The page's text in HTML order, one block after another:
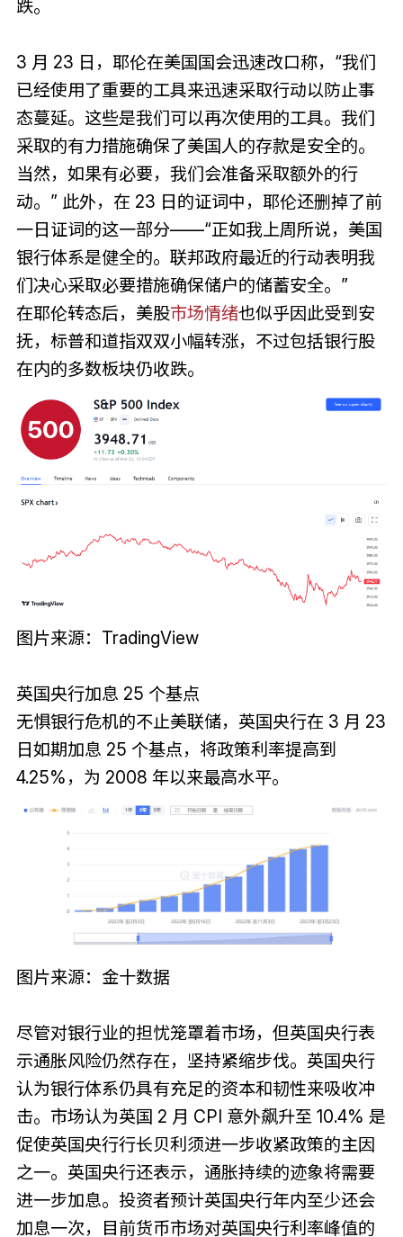
跌。
3 月 23 日，耶伦在美国国会迅速改口称，“我们
已经使用了重要的工具来迅速采取行动以防止事
态蔓延。这些是我们可以再次使用的工具。我们
采取的有力措施确保了美国人的存款是安全的。
当然，如果有必要，我们会准备采取额外的行
动。” 此外，在 23 日的证词中，耶伦还删掉了前
一日证词的这一部分——“正如我上周所说，美国
银行体系是健全的。联邦政府最近的行动表明我
们决心采取必要措施确保储户的储蓄安全。”
在耶伦转态后，美股市场情绪也似乎因此受到安
抚，标普和道指双双小幅转涨，不过包括银行股
在内的多数板块仍收跌。
图片来源：TradingView
英国央行加息 25 个基点
无惧银行危机的不止美联储，英国央行在 3 月 23
日如期加息 25 个基点，将政策利率提高到
4.25%，为 2008 年以来最高水平。
图片来源：金十数据
尽管对银行业的担忧笼罩着市场，但英国央行表
示通胀风险仍然存在，坚持紧缩步伐。英国央行
认为银行体系仍具有充足的资本和韧性来吸收冲
击。市场认为英国 2 月 CPI 意外飙升至 10.4% 是
促使英国央行行长贝利须进一步收紧政策的主因
之一。英国央行还表示，通胀持续的迹象将需要
进一步加息。投资者预计英国央行年内至少还会
加息一次，目前货币市场对英国央行利率峰值的